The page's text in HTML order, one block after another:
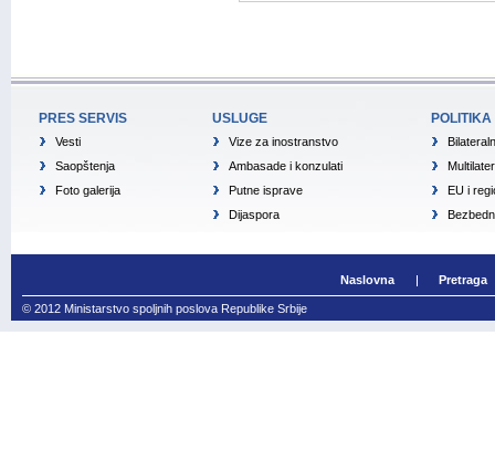
PRES SERVIS
Vesti
Saopštenja
Foto galerija
USLUGE
Vize za inostranstvo
Ambasade i konzulati
Putne isprave
Dijaspora
POLITIKA
EU i
Naslovna Pretraga
© 2012 Ministarstvo spoljnih poslova Republike Srbije